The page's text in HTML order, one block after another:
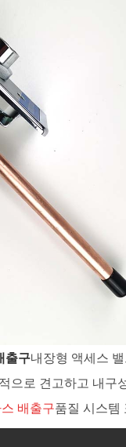
출구내장형 액세스
으로 견고하고 내구
배출구품질 시스템